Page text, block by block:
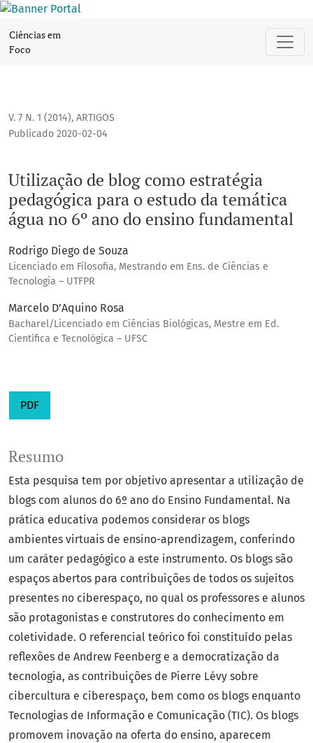
Ciências em
Foco
V. 7 N. 1 (2014), ARTIGOS
Utilização de blog como estratégia
pedagógica para o estudo da temática
água no 6º ano do ensino fundamental
Publicado 2020-02-04
Rodrigo Diego de Souza
Licenciado em Filosofia, Mestrando em Ens. de Ciências e
Tecnologia – UTFPR
Marcelo D’Aquino Rosa
Bacharel/Licenciado em Ciências Biológicas, Mestre em Ed.
Científica e Tecnológica – UFSC
PDF
Resumo
Esta pesquisa tem por objetivo apresentar a utilização de
blogs com alunos do 6º ano do Ensino Fundamental. Na
prática educativa podemos considerar os blogs
ambientes virtuais de ensino-aprendizagem, conferindo
um caráter pedagógico a este instrumento. Os blogs são
espaços abertos para contribuições de todos os sujeitos
presentes no ciberespaço, no qual os professores e alunos
são protagonistas e construtores do conhecimento em
coletividade. O referencial teórico foi constituído pelas
reflexões de Andrew Feenberg e a democratização da
tecnologia, as contribuições de Pierre Lévy sobre
cibercultura e ciberespaço, bem como os blogs enquanto
Tecnologias de Informação e Comunicação (TIC). Os blogs
promovem inovação na oferta do ensino, aparecem